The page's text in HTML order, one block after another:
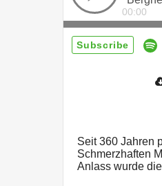
00:00
Subscribe
Seit 360 Jahren
Schmerzhaften
Anlass wurde